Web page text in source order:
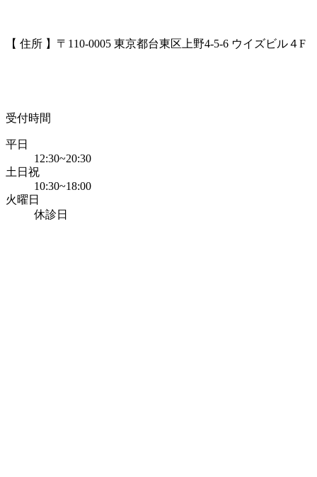
【 住所 】〒110-0005 東京都台東区上野4-5-6 ウイズビル４F
受付時間
平日
12:30~20:30
土日祝
10:30~18:00
火曜日
休診日